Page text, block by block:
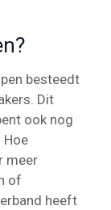
besteedt
Dit
ook nog
Hoe
meer
of
heeft